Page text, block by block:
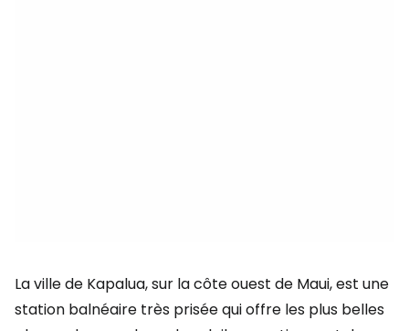
La ville de Kapalua, sur la côte ouest de Maui, est une
station balnéaire très prisée qui offre les plus belles